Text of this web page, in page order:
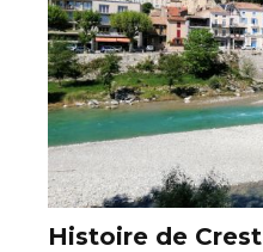
Histoire de Crest